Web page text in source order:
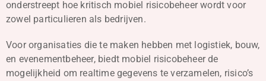
onderstreept hoe kritisch mobiel risicobeheer wordt voor
zowel particulieren als bedrijven.
Voor organisaties die te maken hebben met logistiek, bouw,
en evenementbeheer, biedt mobiel risicobeheer de
mogelijkheid om realtime gegevens te verzamelen, risico’s